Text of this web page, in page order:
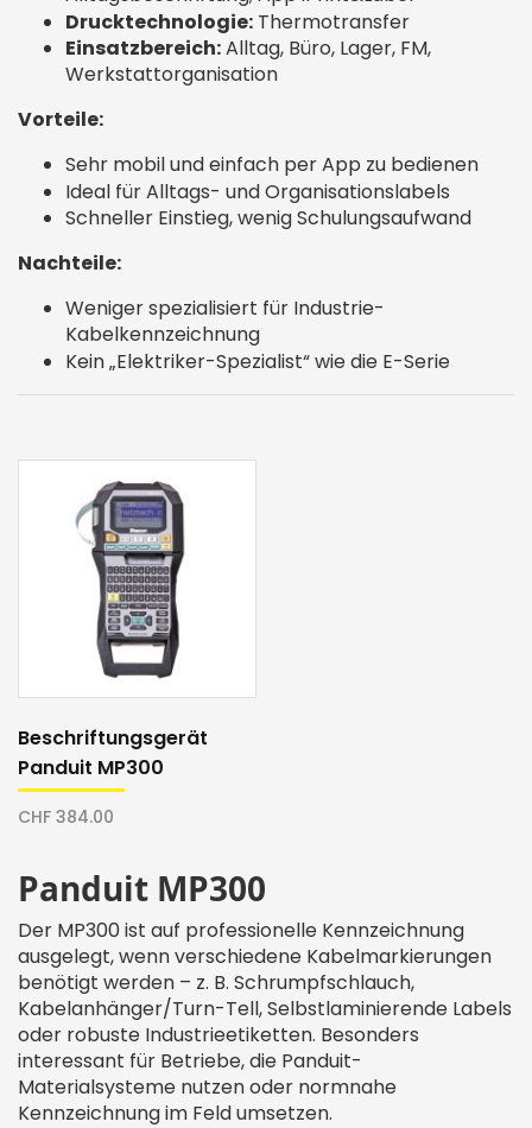
Drucktechnologie: Thermotransfer
Einsatzbereich:Alltag, Büro, Lager, FM,
Werkstattorganisation
Vorteile:
Sehr mobil und einfach per App zu bedienen
Ideal für Alltags- und Organisationslabels
Schneller Einstieg, wenig Schulungsaufwand
Nachteile:
Weniger spezialisiert für Industrie-
Kabelkennzeichnung
Kein „Elektriker-Spezialist“ wie die E-Serie
Beschriftungsgerät
Panduit MP300
CHF 384.00
Panduit MP300
Der MP300 ist auf professionelle Kennzeichnung
ausgelegt, wenn verschiedene Kabelmarkierungen
benötigt werden – z. B. Schrumpfschlauch,
Kabelanhänger/Turn-Tell, Selbstlaminierende Labels
oder robuste Industrieetiketten. Besonders
interessant für Betriebe, die Panduit-
Materialsysteme nutzen oder normnahe
Kennzeichnung im Feld umsetzen.